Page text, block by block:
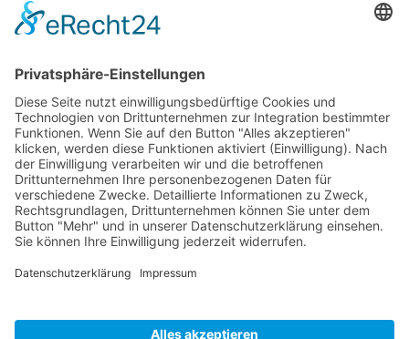
Straßennetz zu erhalten.
Powered by KIEWITZ D&H
Cookie-Einstellungen